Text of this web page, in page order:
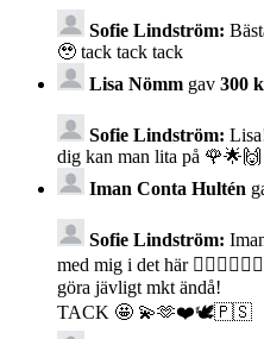
Sofie Lindström:
🥹 tack tack tack
Lisa Nömm gav 300
Sofie Lindström:
dig kan man lita på 🌹🌟🙌
Iman Conta Hultén
Sofie Lindström:
med mig i det här
göra jävligt mkt ändå!
TACK 🤩 💫🫶❤️🕊️🇵🇸